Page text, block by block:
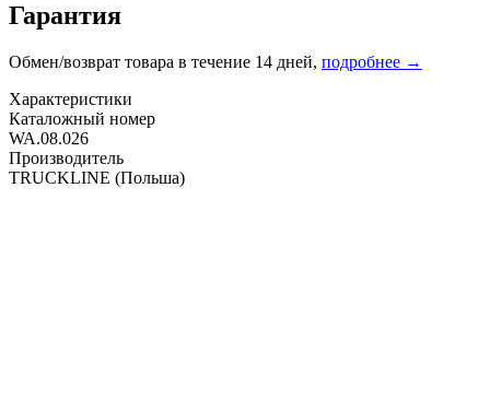
Гарантия
Обмен/возврат товара в течение 14 дней, подробнее →
Характеристики
Каталожный номер
WA.08.026
Производитель
TRUCKLINE (Польша)